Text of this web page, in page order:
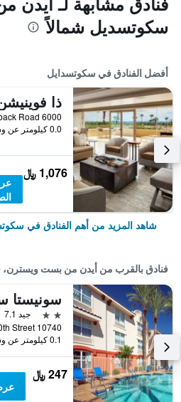
سكوتسديل شمالاً
أفضل الفنادق في سكوتسدايل
0.0 كيلومتر عن وسط المدينة
1,076 ﷼
شاهد المزيد من أهم الفنادق في
فنادق بالقرب من أيدن من بست
2 نجمتين
جيد 7.1
0.1 كيلومتر عن وسط المدينة
247 ﷼